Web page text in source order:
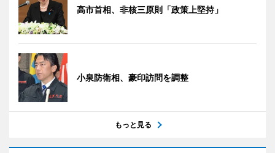
高市首相、非核三原則「政策上堅持」
小泉防衛相、豪印訪問を調整
もっと見る